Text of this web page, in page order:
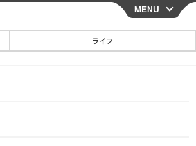
CLOSE
MENU
ライフ